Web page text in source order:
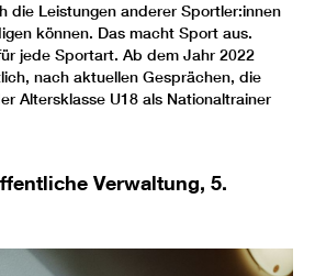
die Leistungen anderer Sportler:innen
können. Das macht Sport aus.
jede Sportart. Ab dem Jahr 2022
nach aktuellen Gesprächen, die
Altersklasse U18 als Nationaltrainer
Verwaltung, 5.